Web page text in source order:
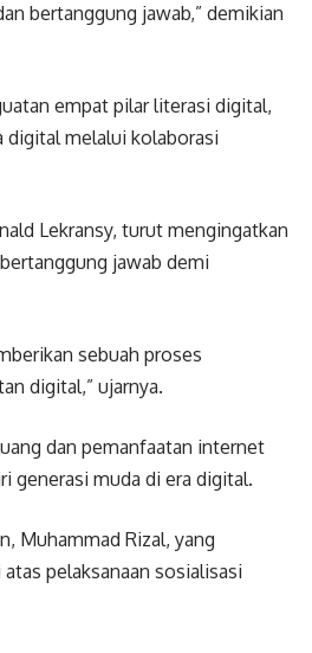
bertanggung jawab,” demikian
empat pilar literasi digital,
digital melalui kolaborasi
Lekransy, turut mengingatkan
jawab demi
sebuah proses
digital,” ujarnya.
dan pemanfaatan internet
generasi muda di era digital.
Muhammad Rizal, yang
pelaksanaan sosialisasi